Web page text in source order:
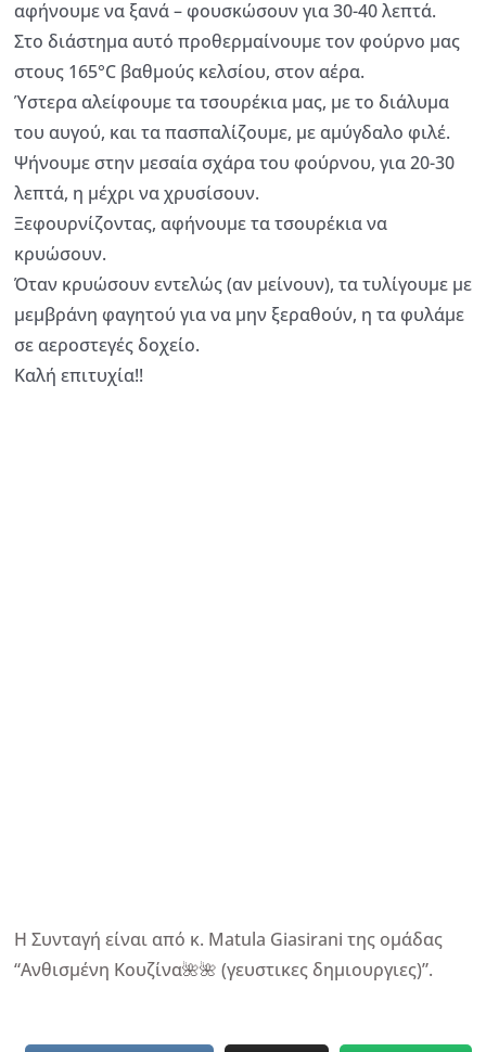
αφήνουμε να ξανά – φουσκώσουν για 30-40 λεπτά.
Στο διάστημα αυτό προθερμαίνουμε τον φούρνο μας
στους 165°C βαθμούς κελσίου, στον αέρα.
Ύστερα αλείφουμε τα τσουρέκια μας, με το διάλυμα
του αυγού, και τα πασπαλίζουμε, με αμύγδαλο φιλέ.
Ψήνουμε στην μεσαία σχάρα του φούρνου, για 20-30
λεπτά, η μέχρι να χρυσίσουν.
Ξεφουρνίζοντας, αφήνουμε τα τσουρέκια να
κρυώσουν.
Όταν κρυώσουν εντελώς (αν μείνουν), τα τυλίγουμε με
μεμβράνη φαγητού για να μην ξεραθούν, η τα φυλάμε
σε αεροστεγές δοχείο.
Καλή επιτυχία!!
Η Συνταγή είναι από κ. Matula Giasirani της ομάδας
“Ανθισμένη Κουζίνα🌺🌺 (γευστικες δημιουργιες)”.